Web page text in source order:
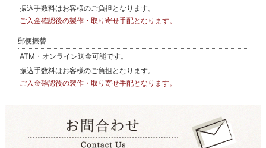
振込手数料はお客様のご負担となります。
ご入金確認後の製作・取り寄せ手配となります。
郵便振替
ATM・オンライン送金可能です。
振込手数料はお客様のご負担となります。
ご入金確認後の製作・取り寄せ手配となります。